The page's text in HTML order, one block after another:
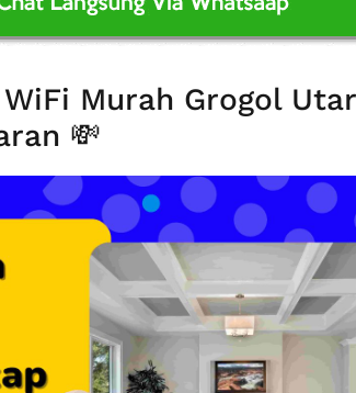
Murah Grogol
💸